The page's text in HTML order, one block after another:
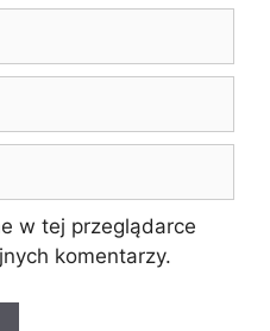
w tej przeglądarce
komentarzy.